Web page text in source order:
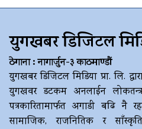
युगखबर डिजिटल
ठेगाना : नागार्जुन-३ काठमाण्डौं
युगखबर डिजिटल मिडिया प्रा. लि.
युगखवर डटकम अनलाईन लोकतन्त्र
पत्रकारितामार्फत अगाडी बढि नै
सामाजिक, राजनितिक र